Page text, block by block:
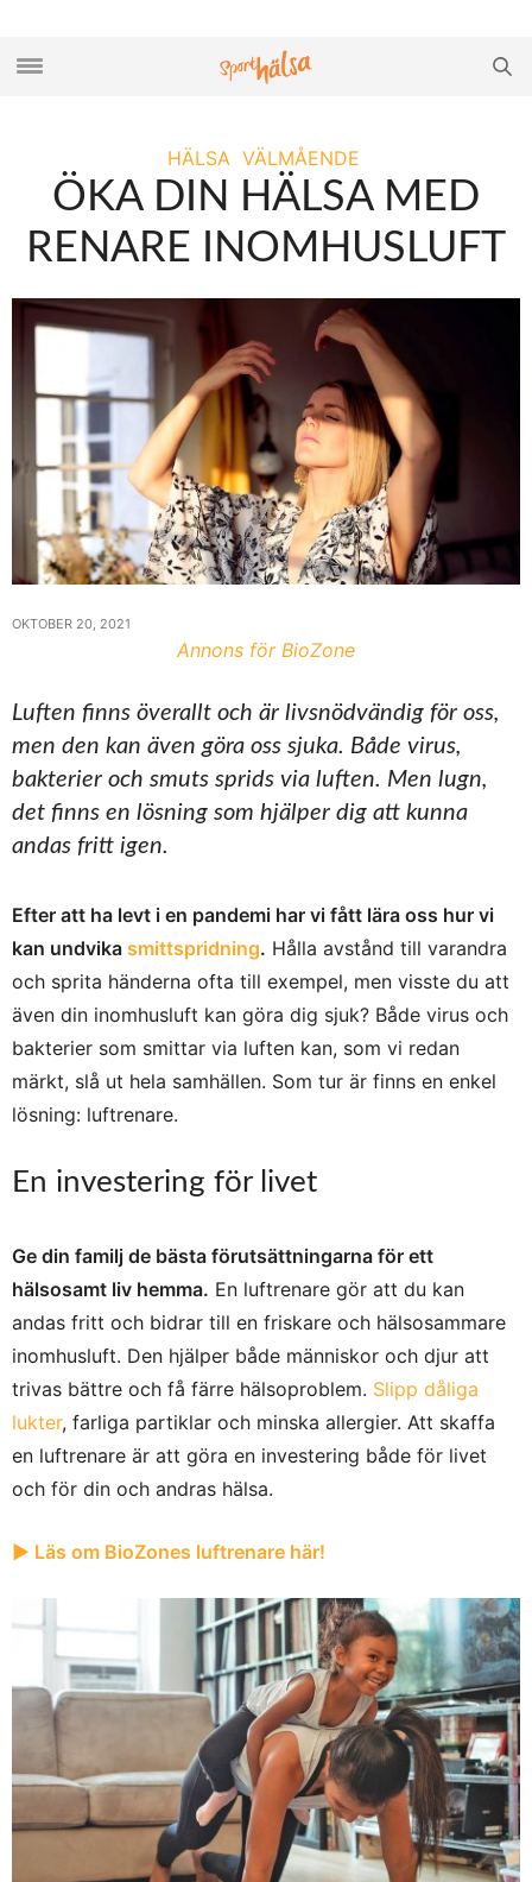
HÄLSA VÄLMÅENDE
ÖKA DIN HÄLSA MED
RENARE INOMHUSLUFT
OKTOBER 20, 2021
Annons för BioZone
Luften finns överallt och är livsnödvändig för oss,
men den kan även göra oss sjuka. Både virus,
bakterier och smuts sprids via luften. Men lugn,
det finns en lösning som hjälper dig att kunna
andas fritt igen.
Efter att ha levt i en pandemi har vi fått lära oss hur vi
kan undvika smittspridning. Hålla avstånd till varandra
och sprita händerna ofta till exempel, men visste du att
även din inomhusluft kan göra dig sjuk? Både virus och
bakterier som smittar via luften kan, som vi redan
märkt, slå ut hela samhällen. Som tur är finns en enkel
lösning: luftrenare.
En investering för livet
Ge din familj de bästa förutsättningarna för ett
hälsosamt liv hemma. En luftrenare gör att du kan
andas fritt och bidrar till en friskare och hälsosammare
inomhusluft. Den hjälper både människor och djur att
trivas bättre och få färre hälsoproblem. Slipp dåliga
lukter, farliga partiklar och minska allergier. Att skaffa
en luftrenare är att göra en investering både för livet
och för din och andras hälsa.
▶︎ Läs om BioZones luftrenare här!